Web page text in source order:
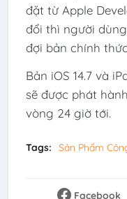
đặt từ Apple
đổi thì người
đợi bản chính
Bản iOS 14.7 và
sẽ được phát
vòng 24 giờ tới.
Tags:
Sản Phẩm
Facebook